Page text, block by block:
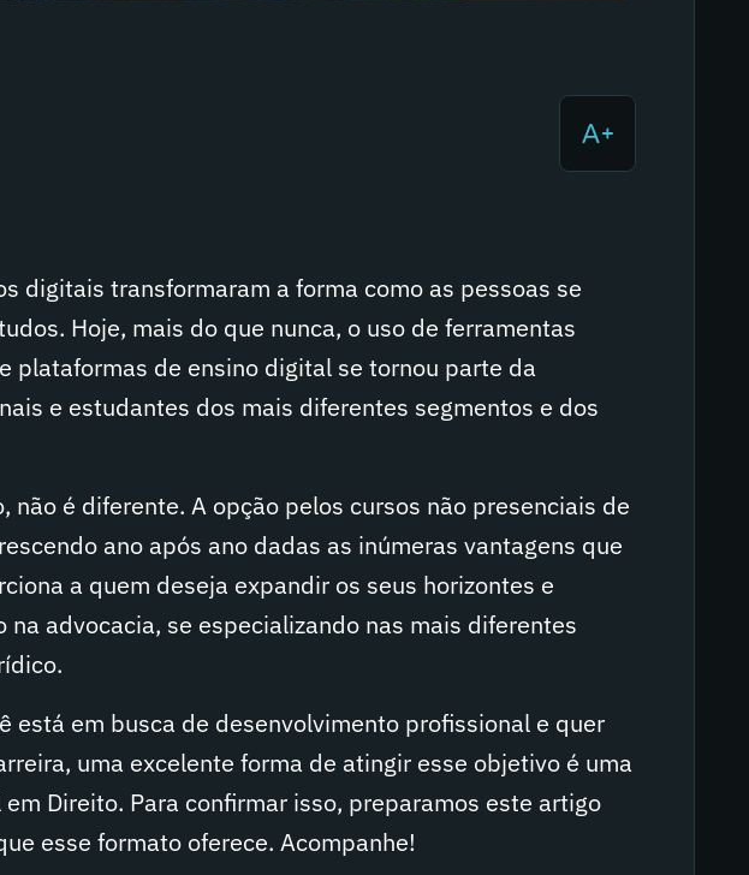
digitais transformaram a forma como as pessoas se
Hoje, mais do que nunca, o uso de ferramentas
plataformas de ensino digital se tornou parte da
e estudantes dos mais diferentes segmentos e dos
não é diferente. A opção pelos cursos não presenciais de
ano após ano dadas as inúmeras vantagens que
a quem deseja expandir os seus horizontes e
na advocacia, se especializando nas mais diferentes
está em busca de desenvolvimento profissional e quer
uma excelente forma de atingir esse objetivo é uma
Direito. Para confirmar isso, preparamos este artigo
esse formato oferece. Acompanhe!